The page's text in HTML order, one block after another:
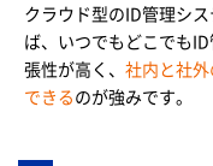
クラウド型のID管理シ
ば、いつでもどこでも
張性が高く、 社内と社
できるのが強みです。